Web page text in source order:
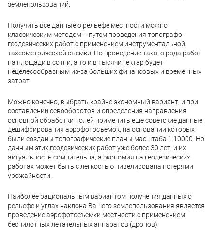
землепользований.
Получить все данные о рельефе местности можно
классическим методом – путем проведения топографо-
геодезических работ с применением инструментальной
тахеометрической съемки. Но проведение такого рода работ
на площади в сотни, а то и в тысячи гектар будет
нецелесообразным из-за больших финансовых и временных
затрат.
Можно конечно, выбрать крайне экономный вариант, и при
составлении севооборотов и определения направления
основной обработки полей применить еще советские данные
дешифрирования аэрофотосъемок, на основании которых
были созданы топографические планы масштаба 1:10000. Но
данным этих геодезических работ уже более 30 лет, и их
актуальность сомнительна, а экономия на геодезических
работах может быть с легкостью нивелирована потерями
урожайности.
Наиболее рациональным вариантом получения данных о
рельефе и углах наклона Вашего землепользования является
проведение аэрофотосъемки местности с применением
беспилотных летательных аппаратов (дронов).